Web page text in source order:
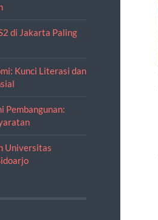
di Jakarta Paling
Kunci Literasi dan
Pembangunan:
Universitas